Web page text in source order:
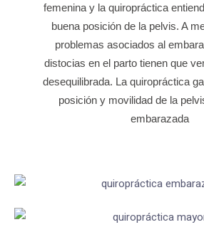
femenina y la quiropráctica
buena posición de la pelvis. A
problemas asociados al
distocias en el parto tienen que
desequilibrada. La quiropráctica
posición y movilidad de la
embarazada